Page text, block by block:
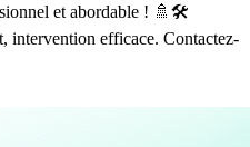
et abordable ! 🚿🛠️
intervention efficace. Contactez-